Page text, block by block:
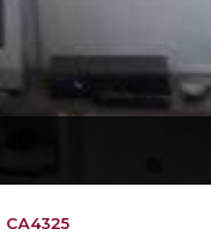
CA4325